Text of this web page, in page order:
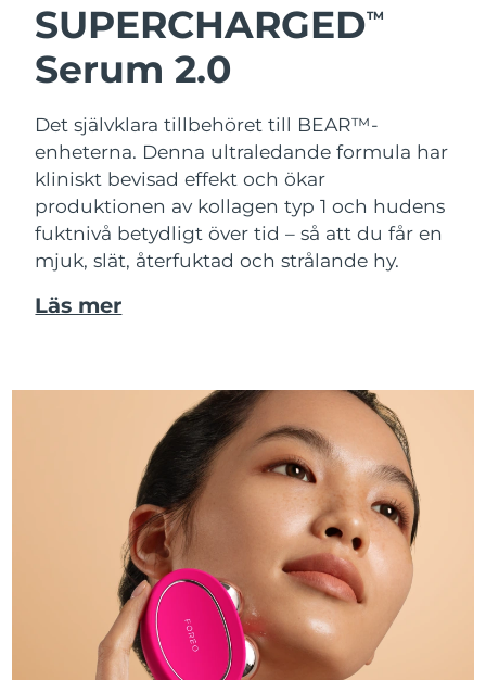
SUPERCHARGEDTM
Serum 2.0
Det självklara tillbehöret till BEAR™-
enheterna. Denna ultraledande formula har
kliniskt bevisad effekt och ökar
produktionen av kollagen typ 1 och hudens
fuktnivå betydligt över tid – så att du får en
mjuk, slät, återfuktad och strålande hy.
Läs mer